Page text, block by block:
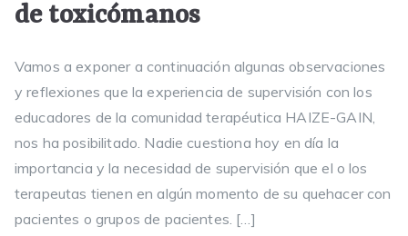
de toxicómanos
Vamos a exponer a continuación algunas observaciones
y reflexiones que la experiencia de supervisión con los
educadores de la comunidad terapéutica HAIZE-GAIN,
nos ha posibilitado. Nadie cuestiona hoy en día la
importancia y la necesidad de supervisión que el o los
terapeutas tienen en algún momento de su quehacer con
pacientes o grupos de pacientes. […]